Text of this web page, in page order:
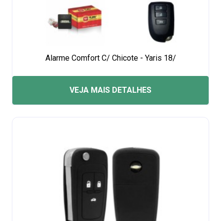
Alarme Comfort C/ Chicote - Yaris 18/
VEJA MAIS DETALHES